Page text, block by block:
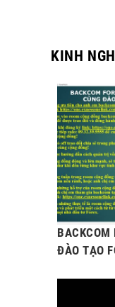
KINH
BACKCOM
ĐÀO TẠO